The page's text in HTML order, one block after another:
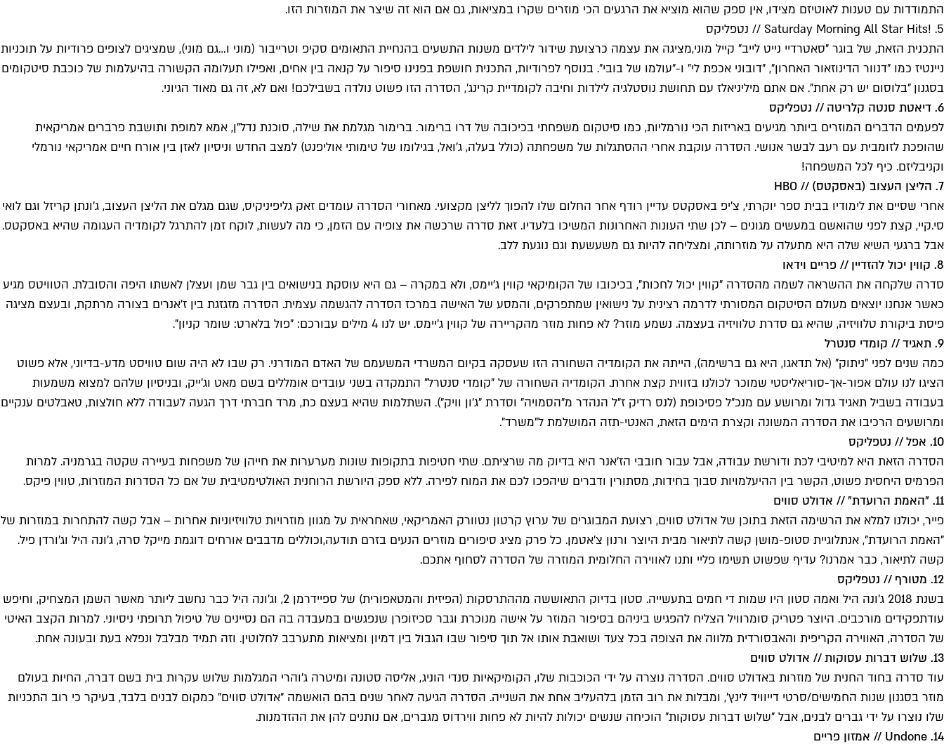
התמודדות עם טענות לאוטיזם מצידו, אין ספק שהוא מוציא את הרגעים הכי מוזרים שקרו במציאות, גם אם הוא זה שיצר את המוזרות הזו.
5. Saturday Morning All Star Hits!‎ // נטפליקס
התכנית הזאת, של בוגר "סאטרדיי נייט לייב" קייל מוני,מציגה את עצמה כרצועת שידור לילדים משנות התשעים בהנחיית התאומים סקיפ וטרייבור (מוני ו…גם מוני), שמציגים לצופים פרודיות על תוכניות
ניינטיז כמו "דנוור הדינוזאור האחרון", "דובוני אכפת לי" ו-"עולמו של בובי". בנוסף לפרודיות, התכנית חושפת בפנינו סיפור על קנאה בין אחים, ואפילו תעלומה הקשורה בהיעלמות של כוכבת סיטקומים
בסגנון "בלוסום יש רק אחת". אם אתם מיליניאלז עם תחושת נוסטלגיה לילדות וחיבה לקומדיית קרינג', הסדרה הזו פשוט נולדה בשבילכם! ואם לא, זה גם מאוד הגיוני.
6. דיאטת סנטה קלריטה // נטפליקס
לפעמים הדברים המוזרים ביותר מגיעים באריזות הכי נורמליות, כמו סיטקום משפחתי בכיכובה של דרו ברימור. ברימור מגלמת את שילה, סוכנת נדל"ן, אמא למופת ותושבת פרברים אמריקאית
שהופכת לזומבית עם רעב לבשר אנושי. הסדרה עוקבת אחרי ההסתגלות של משפחתה (כולל בעלה, ג'ואל, בגילומו של טימותי אוליפנט) למצב החדש וניסיון לאזן בין אורח חיים אמריקאי נורמלי
וקניבליזם. כיף לכל המשפחה!
7. הליצן העצוב (באסקטס) // HBO
אחרי שסיים את לימודיו בבית ספר יוקרתי, צ'יפ באסקטס עדיין רודף אחר החלום שלו להפוך לליצן מקצועי. מאחורי הסדרה עומדים זאק גליפיניקיס, שגם מגלם את הליצן העצוב, ג'ונתן קריזל וגם לואי
סי.קיי, קצת לפני שהואשם במעשים מגונים – לכן שתי העונות האחרונות המשיכו בלעדיו. זאת סדרה שרכשה את צופיה עם הזמן, כי מה לעשות, לוקח זמן להתרגל לקומדיה העגומה שהיא באסקטס.
אבל ברגעי השיא שלה היא מתעלה על מוזרותה, ומצליחה להיות גם משעשעת וגם נוגעת ללב.
8. קווין יכול להזדיין // פריים וידאו
סדרה שלקחה את ההשראה לשמה מהסדרה "קווין יכול לחכות", בכיכובו של הקומיקאי קווין ג'יימס, ולא במקרה – גם היא עוסקת בנישואים בין גבר שמן ועצלן לאשתו היפה והסובלת. הטוויטס מגיע
כאשר אנחנו יוצאים מעולם הסיטקום המסורתי לדרמה רצינית על נישואין שמתפרקים, והמסע של האישה במרכז הסדרה להגשמה עצמית. הסדרה מזגזגת בין ז'אנרים בצורה מרתקת, ובעצם מציגה
פיסת ביקורת טלוויזיה, שהיא גם סדרת טלוויזיה בעצמה. נשמע מוזר? לא פחות מוזר מהקריירה של קווין ג'יימס. יש לנו 4 מילים עבורכם: "פול בלארט: שומר קניון".
9. תאגיד // קומדי סנטרל
כמה שנים לפני "ניתוק" (אל תדאגו, היא גם ברשימה), הייתה את הקומדיה השחורה הזו שעסקה בקיום המשרדי המשעמם של האדם המודרני. רק שבו לא היה שום טוויסט מדע-בדיוני, אלא פשוט
הציגו לנו עולם אפור-אך-סוריאליסטי שמוכר לכולנו בזווית קצת אחרת. הקומדיה השחורה של "קומדי סנטרל" התמקדה בשני עובדים אומללים בשם מאט וג'ייק, ובניסיון שלהם למצוא משמעות
בעבודה בשביל תאגיד גדול ומרושע עם מנכ"ל פסיכופת (לנס רדיק ז"ל הנהדר מ"הסמויה" וסדרת "ג'ון וויק"). השתלמות שהיא בעצם כת, מרד חברתי דרך הגעה לעבודה ללא חולצות, טאבלטים ענקיים
ומרושעים הרכיבו את הסדרה המשונה וקצרת הימים הזאת, האנטי-תזה המושלמת ל"משרד".
10. אפל // נטפליקס
הסדרה הזאת היא למיטיבי לכת ודורשת עבודה, אבל עבור חובבי הז'אנר היא בדיוק מה שרציתם. שתי חטיפות בתקופות שונות מערערות את חייהן של משפחות בעיירה שקטה בגרמניה. למרות
הפרמיס היחסית פשוט, הקשר בין ההיעלמויות סבוך בחידות, מסתורין ודברים שיהפכו לכם את המוח לפירה. ללא ספק היורשת הרוחנית האולטימטיבית של אם כל הסדרות המוזרות, טווין פיקס.
11. "האמת הרועדת" // אדולט סווים
פייר, יכולנו למלא את הרשימה הזאת בתוכן של אדולט סווים, רצועת המבוגרים של ערוץ קרטון נטוורק האמריקאי, שאחראית על מגוון מוזרויות טלוויזיוניות אחרות – אבל קשה להתחרות במוזרות של
"האמת הרועדת", אנתלוגיית סטופ-מושן קשה לתיאור מבית היוצר ורנון צ'אטמן. כל פרק מציג סיפורים מוזרים הנעים בזרם תודעה,וכוללים מדבבים אורחים דוגמת מייקל סרה, ג'ונה היל וג'ורדן פיל.
קשה לתיאור, כבר אמרנו? עדיף שפשוט תשימו פליי ותנו לאווירה החלומית המוזרה של הסדרה לסחוף אתכם.
12. מטורף // נטפליקס
בשנת 2018 ג'ונה היל ואמה סטון היו שמות די חמים בתעשייה. סטון בדיוק התאוששה מההתרסקות (הפיזית והמטאפורית) של ספיידרמן 2, וג'ונה היל כבר נחשב ליותר מאשר השמן המצחיק, וחיפש
עודתפקידים מורכבים. היוצר פטריק סומרוויל הצליח להפגיש ביניהם בסיפור המוזר על אישה מנוכרת וגבר סכיזופרן שנפגשים במעבדה בה הם נסיינים של טיפול תרופתי ניסיוני. למרות הקצב האיטי
של הסדרה, האווירה הקריפית והאבסורדית מלווה את הצופה בכל צעד ושואבת אותו אל תוך סיפור שבו הגבול בין דמיון ומציאות מתערבב לחלוטין. וזה תמיד מבלבל ונפלא בעת ובעונה אחת.
13. שלוש דברות עסוקות // אדולט סווים
עוד סדרה בחוד החנית של מוזרות באדולט סווים. הסדרה נוצרה על ידי הכוכבות שלו, הקומיקאיות סנדי הוניג, אליסה סטונה ומיטרה ג'והרי המגלמות שלוש עקרות בית בשם דברה, החיות בעולם
מוזר בסגנון שנות החמישים/סרטי דייוויד לינץ', ומבלות את רוב הזמן בלהעליב אחת את השנייה. הסדרה הגיעה לאחר שנים בהם הואשמה "אדולט סווים" כמקום לבנים בלבד, בעיקר כי רוב התכניות
שלו נוצרו על ידי גברים לבנים, אבל "שלוש דברות עסוקות" הוכיחה שנשים יכולות להיות לא פחות ווירדוס מגברים, אם נותנים להן את ההזדמנות.
14. Undone // אמזון פריים